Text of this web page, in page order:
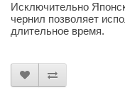
Исключительно
чернил позволяет
длительное время.